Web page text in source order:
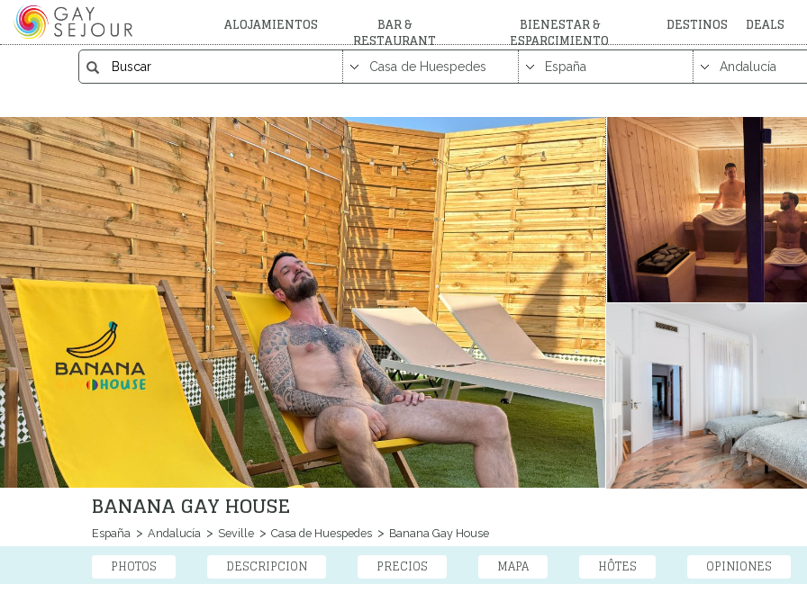
ALOJAMIENTOS BAR &
RESTAURANT
BIENESTAR &
ESPARCIMIENTO
DESTINOS DEALS
BANANA GAY HOUSE
España Andalucía Seville Casa de Huespedes Banana Gay House
PHOTOS DESCRIPCION PRECIOS MAPA HÔTES OPINIONES